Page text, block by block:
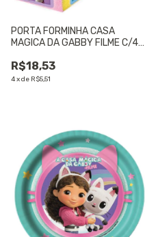
PORTA FORMINHA CASA
MAGICA DA GABBY FILME C/40
R$18,53
4xde R$5,51